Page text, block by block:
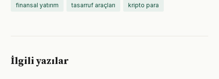
finansal yatırım tasarruf araçları kripto para
İlgili yazılar